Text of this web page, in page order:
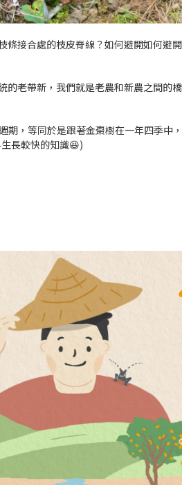
接合處的枝皮脊線？如何避開如何避
老帶新，我們就是老農和新農之間的
期，等同於是跟著金棗樹在一年四季中
長較快的知識😆)